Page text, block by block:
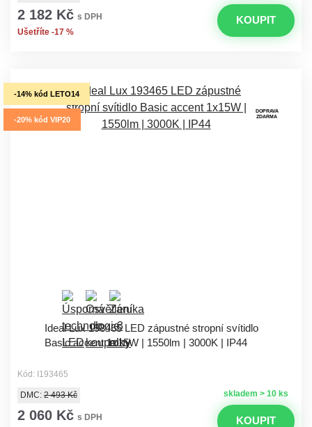
2 182 Kč s DPH
Ušetříte -17 %
KOUPIT
-14% kód LETO14
-20% kód VIP20
DOPRAVA
ZDARMA
Ideal Lux 193465 LED zápustné stropní svítidlo
Basic accent 1x15W | 1550lm | 3000K | IP44
Kód: I193465
skladem > 10 ks
DMC: 2 493 Kč
2 060 Kč s DPH KOUPIT